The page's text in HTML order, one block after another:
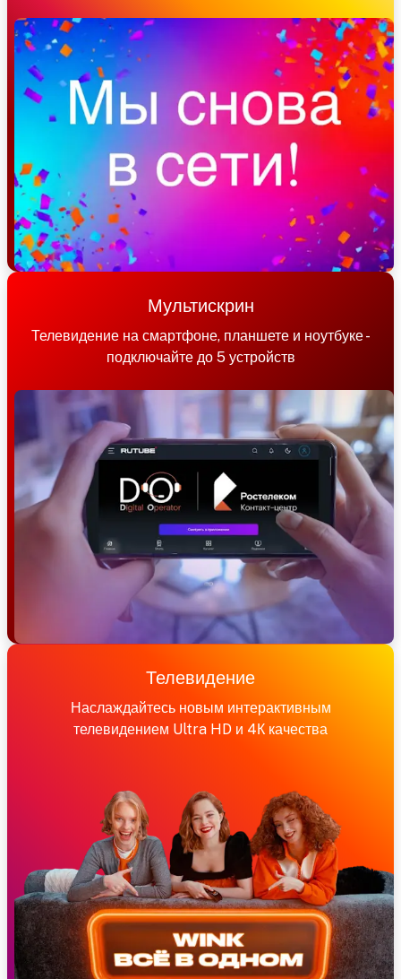
Мультискрин
Телевидение на смартфоне, планшете и ноутбуке -
подключайте до 5 устройств
Телевидение
Наслаждайтесь новым интерактивным
телевидением Ultra HD и 4К качества